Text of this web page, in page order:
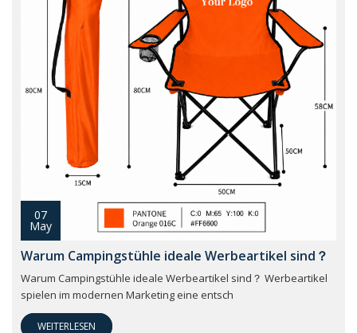
07
May
Warum Campingstühle ideale Werbeartikel sind？
Warum Campingstühle ideale Werbeartikel sind？ Werbeartikel
spielen im modernen Marketing eine entsch
WEITERLESEN